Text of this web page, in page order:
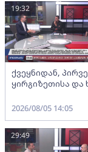
ქვეყნიდან,
ყირგიზეთისა და
19:32
2026/08/05 14:05
29:49